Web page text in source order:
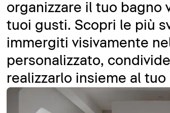
organizzare il tuo bagno
tuoi gusti. Scopri le più
immergiti visivamente
personalizzato,
realizzarlo insieme al